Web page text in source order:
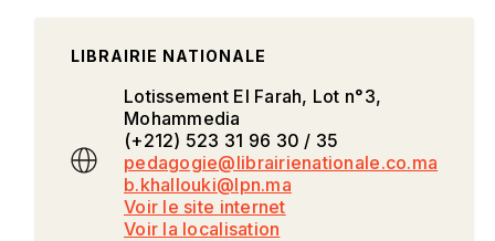
LIBRAIRIE NATIONALE
Lotissement El Farah, Lot n°3,
Mohammedia
(+212) 523 31 96 30 / 35
pedagogie@librairienationale.co.ma
b.khallouki@lpn.ma
Voir le site internet
Voir la localisation